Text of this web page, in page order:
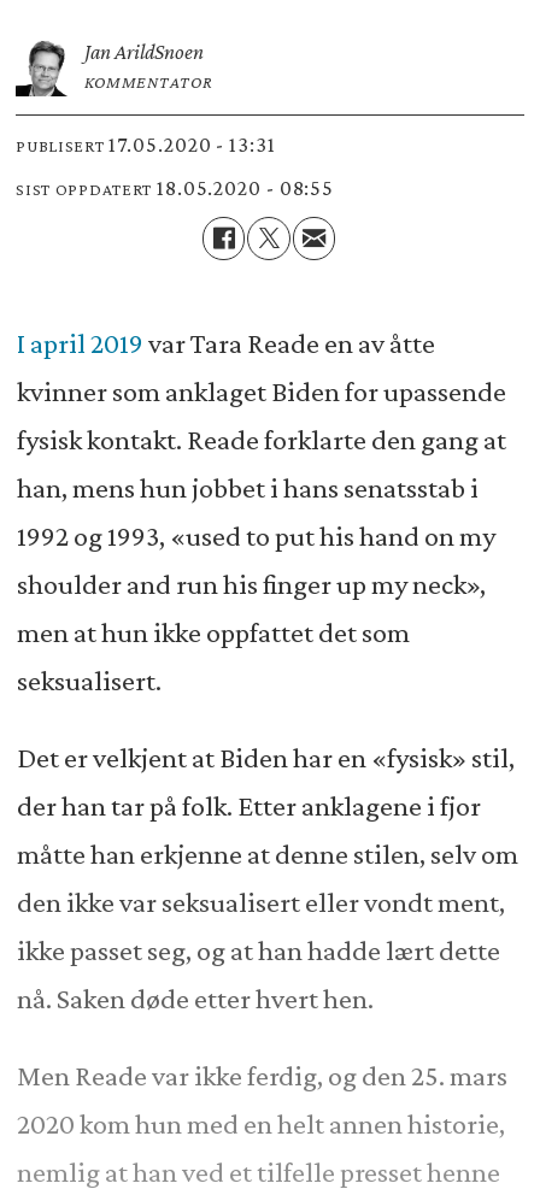
Jan ArildSnoen
KOMMENTATOR
PUBLISERT 17.05.2020 - 13:31
SIST OPPDATERT 18.05.2020 - 08:55
I april 2019 var Tara Reade en av åtte
kvinner som anklaget Biden for upassende
fysisk kontakt. Reade forklarte den gang at
han, mens hun jobbet i hans senatsstab i
1992 og 1993, «used to put his hand on my
shoulder and run his finger up my neck»,
men at hun ikke oppfattet det som
seksualisert.
Det er velkjent at Biden har en «fysisk» stil,
der han tar på folk. Etter anklagene i fjor
måtte han erkjenne at denne stilen, selv om
den ikke var seksualisert eller vondt ment,
ikke passet seg, og at han hadde lært dette
nå. Saken døde etter hvert hen.
Men Reade var ikke ferdig, og den 25. mars
2020 kom hun med en helt annen historie,
nemlig at han ved et tilfelle presset henne